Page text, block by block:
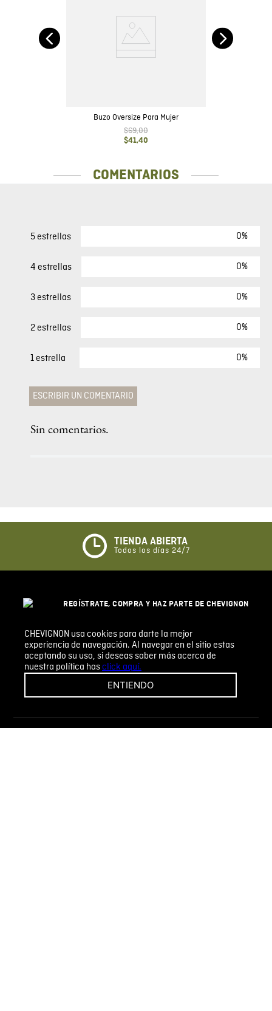
CHEVIGNON usa cookies para darte la mejor
experiencia de navegación. Al navegar en el sitio estas
aceptando su uso, si deseas saber más acerca de
nuestra política hasclick aquí.
ENTIENDO
Buzo Oversize Para Mujer
$69,00
$41,40
COMENTARIOS
5 estrellas 0%
4 estrellas 0%
3 estrellas 0%
2 estrellas 0%
1 estrella 0%
ESCRIBIR UN COMENTARIO
Califique el producto de 1 a 5 estrellas
★☆ ☆
Su nombre
Correo electrónico
Escribir comentario
Sin comentarios.
TIENDA ABIERTA
Todos los días 24/7
REGÍSTRATE, COMPRA Y HAZ PARTE DE CHEVIGNON
REGISTRARSE
CHEVIGNON